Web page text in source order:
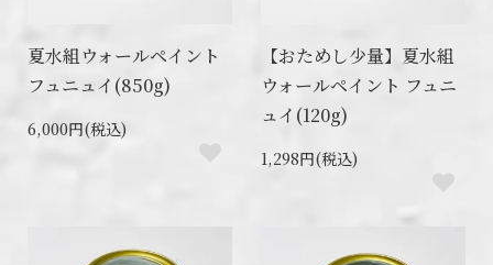
夏水組ウォールペイント
フュニュイ(850g)
6,000円(税込)
【おためし少量】夏水組
ウォールペイント フュニ
ュイ(120g)
1,298円(税込)